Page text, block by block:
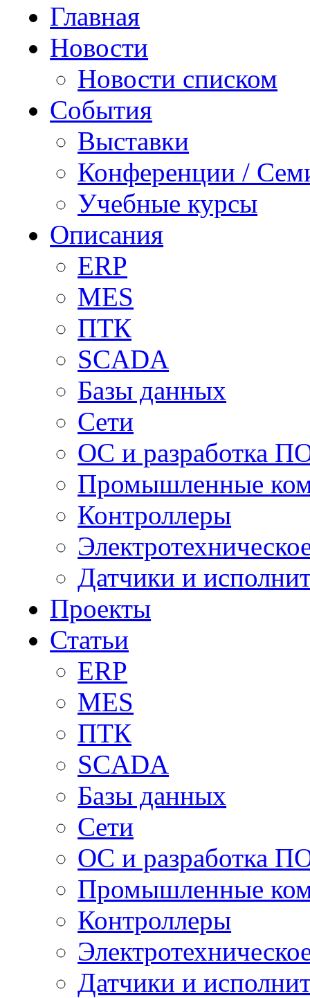
Главная
Новости
Новости списком
События
Выставки
Конференции /
Учебные курсы
Описания
ERP
MES
ПТК
SCADA
Базы данных
Сети
ОС и разработка
Промышленные
Контроллеры
Датчики и
Проекты
Статьи
ERP
MES
ПТК
SCADA
Базы данных
Сети
ОС и разработка
Промышленные
Контроллеры
Датчики и